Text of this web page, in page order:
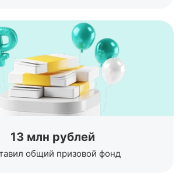
13 млн рублей
общий призовой фонд